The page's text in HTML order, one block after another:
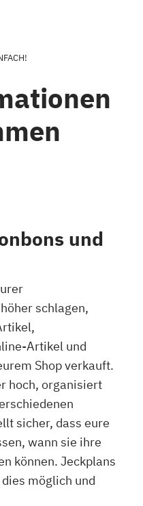
und
schlagen,
Artikel und
Shop verkauft.
hoch, organisiert
sicher, dass eure
wann sie ihre
können. Jeckplans
möglich und